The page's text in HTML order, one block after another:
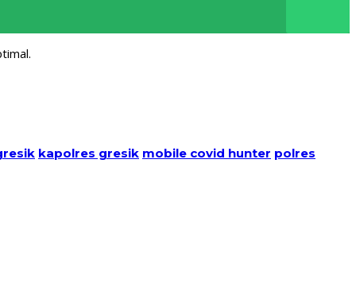
kapolres gresik mobile covid hunter polres